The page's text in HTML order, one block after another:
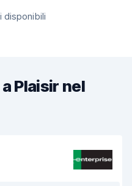
disponibili
Plaisir nel